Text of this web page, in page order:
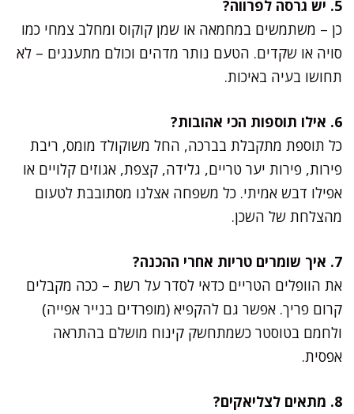
5. יש גרסה לפרווה?
כן – משתמשים במחמאה או שמן קוקוס ומחלב צמחי כמו
סויה או שקדים. הטעם נותר מדהים וכולם מתענגים – לא
תחושו בעיה באיכות.
6. אילו תוספות הכי אהובות?
כל תוספת מתקבלת בברכה, החל משוקולד מומס, ריבת
פירות, פירות יער טריים, גלידה, קצפת, אגוזים קלויים או
אפילו דבש אמיתי. כל משפחה אצלנו מסתובבת לטעום
מהצלחת של השכן.
7. איך שומרים טריות אחרי ההכנה?
את הוופלים הטריים כדאי לסדר על רשת – ככה מקבלים
קרום פריך. אפשר גם להקפיא (מופרדים בנייר אפייה)
ולחמם בטוסטר כשמתחשק קינוח מושלם בהתראה
אפסית.
8. מתאים לצליאקים?